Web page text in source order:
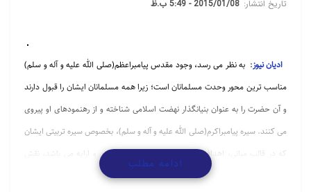
تاریخ انتشار: 2015/01/08 - 5:49 ب.ظ
ادیان نیوز: به نظر می رسد، وجود مقدس پیامبراعظم(صلی الله علیه و آله و سلم)
مناسب ترین محور وحدت مسلمانان است؛ زیرا همه مسلمانان ایشان را قبول دارند
و آن حضرت را به عنوان بنیانگذار نهضت اسلامی شناخته و از رهنمودهای او پیروی
می كنند. سیره پیامبراكرم(صلی الله علیه و آله و سلم)، بخصوص سیره تربیتی ایشان
كه در قالب مبانی، اهداف و اصول تربیت نبوی قابل تبیین و ارایه می باشد، نقش
عمده ای در وحدت جامعه اسلامی داشته و دارد، زیرا مهم ترین هدف پیامبر
ادامه مطلب